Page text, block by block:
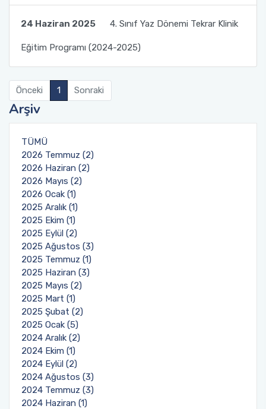
24 Haziran 2025 4. Sınıf Yaz Dönemi Tekrar Klinik
Eğitim Programı (2024-2025)
Önceki 1 Sonraki
Arşiv
TÜMÜ
2026 Temmuz (2)
2026 Haziran (2)
2026 Mayıs (2)
2026 Ocak (1)
2025 Aralık (1)
2025 Ekim (1)
2025 Eylül (2)
2025 Ağustos (3)
2025 Temmuz (1)
2025 Haziran (3)
2025 Mayıs (2)
2025 Mart (1)
2025 Şubat (2)
2025 Ocak (5)
2024 Aralık (2)
2024 Ekim (1)
2024 Eylül (2)
2024 Ağustos (3)
2024 Temmuz (3)
2024 Haziran (1)
Komisyon ve Kurullar
Organizasyon Şemamız
Acil Durum Ekipleri
Etik İlke ve Kurallarımız
Basında Fakültemiz
Dekana Mesaj İletişim Formu
Değerlendirme Yöntemleri
Öğrenci Temsilciliği
Program Tanıtım Kitapçığı
Ders Bilgi Paketleri
Müfredat
Yatay Geçiş
Değişim Programları
Yönetmelik ve Yönergeler
Diş Hekimliği Fakültesi Öğrenci Topluluğu
Öğrenci İletişim Formu
Formlar
Danışman Gün ve Saatleri
Planlar ve Listeler
Hizmetiçi Eğitimler-Tatbikatlar
Süreç Risk Analizleri ve Aksiyon Planları
İstenmeyen Olay Bildirim Sistemi
Akdeniz Üniversitesi Kurumsal Kimlik Kılavuzu
Sağlık Bakanlığı Sağlıkta Kalite Standartları
Randevu Sistemi
Şikayet İstek ve Öneri Formu
Anlaşmalı Kurumlarımız